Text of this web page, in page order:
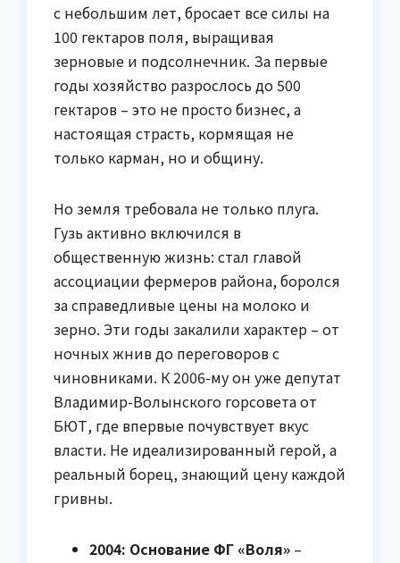
с небольшим лет, бросает все силы на
100 гектаров поля, выращивая
зерновые и подсолнечник. За первые
годы хозяйство разрослось до 500
гектаров – это не просто бизнес, а
настоящая страсть, кормящая не
только карман, но и общину.
Но земля требовала не только плуга.
Гузь активно включился в
общественную жизнь: стал главой
ассоциации фермеров района, боролся
за справедливые цены на молоко и
зерно. Эти годы закалили характер – от
ночных жнив до переговоров с
чиновниками. К 2006-му он уже депутат
Владимир-Волынского горсовета от
БЮТ, где впервые почувствует вкус
власти. Не идеализированный герой, а
реальный борец, знающий цену каждой
гривны.
2004: Основание ФГ «Воля» –